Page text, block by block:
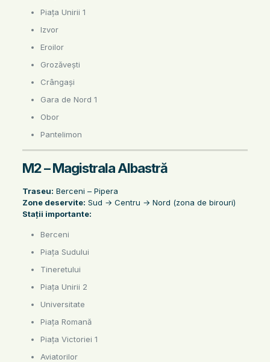
Piața Unirii 1
Izvor
Eroilor
Grozăvești
Crângași
Gara de Nord 1
Obor
Pantelimon
M2 – Magistrala Albastră
Traseu: Berceni – Pipera
Zone deservite: Sud → Centru → Nord (zona de birouri)
Stații importante:
Berceni
Piața Sudului
Tineretului
Piața Unirii 2
Universitate
Piața Romană
Piața Victoriei 1
Aviatorilor